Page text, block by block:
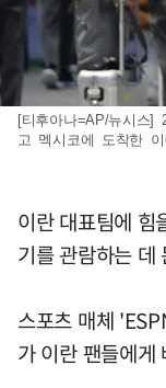
[티후아나=AP/뉴시스]
고 멕시코에 도착한 이
이란 대표팀에 힘
기를 관람하는 데
스포츠 매체
가 이란 팬들에게